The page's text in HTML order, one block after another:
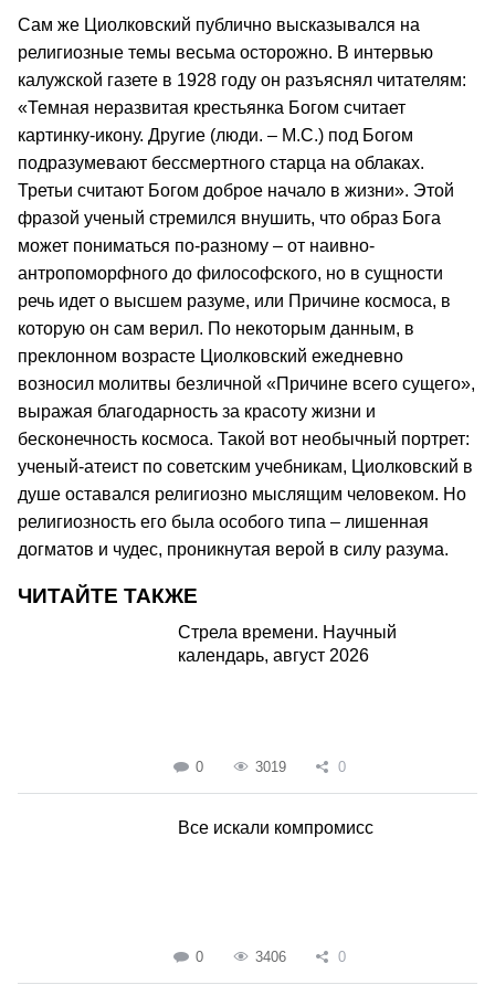
Сам же Циолковский публично высказывался на
религиозные темы весьма осторожно. В интервью
калужской газете в 1928 году он разъяснял читателям:
«Темная неразвитая крестьянка Богом считает
картинку-икону. Другие (люди. – М.С.) под Богом
подразумевают бессмертного старца на облаках.
Третьи считают Богом доброе начало в жизни». Этой
фразой ученый стремился внушить, что образ Бога
может пониматься по-разному – от наивно-
антропоморфного до философского, но в сущности
речь идет о высшем разуме, или Причине космоса, в
которую он сам верил. По некоторым данным, в
преклонном возрасте Циолковский ежедневно
возносил молитвы безличной «Причине всего сущего»,
выражая благодарность за красоту жизни и
бесконечность космоса. Такой вот необычный портрет:
ученый-атеист по советским учебникам, Циолковский в
душе оставался религиозно мыслящим человеком. Но
религиозность его была особого типа – лишенная
догматов и чудес, проникнутая верой в силу разума.
ЧИТАЙТЕ ТАКЖЕ
Стрела времени. Научный
календарь, август 2026
0 3019 0
Все искали компромисс
0 3406 0